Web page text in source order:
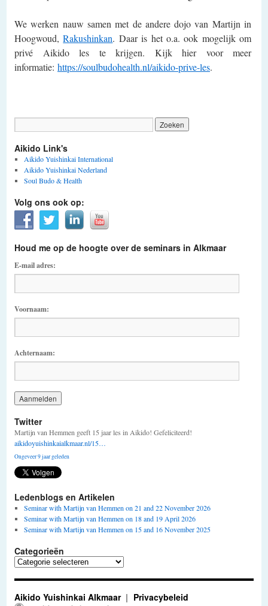
We werken nauw samen met de andere dojo van Martijn in
Hoogwoud,Rakushinkan. Daar is het o.a. ook mogelijk om
privé Aikido les te krijgen. Kijk hier voor meer
informatie: https://soulbudohealth.nl/aikido-prive-les.
Aikido Link's
Aikido Yuishinkai International
Aikido Yuishinkai Nederland
Soul Budo & Health
Volg ons ook op:
Houd me op de hoogte over de seminars in Alkmaar
E-mail adres:
Voornaam:
Achternaam:
Twitter
Martijn van Hemmen geeft 15 jaar les in Aikido! Gefeliciteerd!
aikidoyuishinkaialkmaar.nl/15…
Ongeveer 9 jaar geleden
Ledenblogs en Artikelen
Seminar with Martijn van Hemmen on 21 and 22 November 2026
Seminar with Martijn van Hemmen on 18 and 19 April 2026
Seminar with Martijn van Hemmen on 15 and 16 November 2025
Categorieën
Categorieën
Aikido Yuishinkai Alkmaar Privacybeleid